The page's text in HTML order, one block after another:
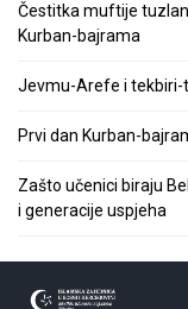
Čestitka muftije
Kurban-bajrama
Jevmu-Arefe i tekbiri-
Prvi dan Kurban-
Zašto učenici biraju
i generacije uspjeha